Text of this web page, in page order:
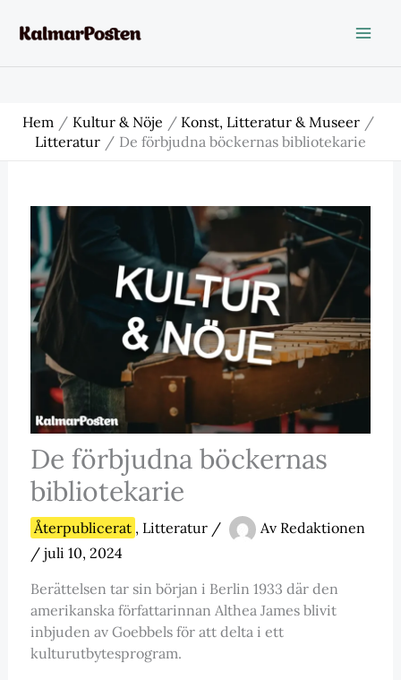
Hem Kultur & Nöje
Konst, Litteratur & Museer
Litteratur
De förbjudna böckernas bibliotekarie
De förbjudna böckernas
bibliotekarie
Återpublicerat , Litteratur/ Av Redaktionen
/ juli 10, 2024
Berättelsen tar sin början i Berlin 1933 där den
amerikanska författarinnan Althea James blivit
inbjuden av Goebbels för att delta i ett
kulturutbytesprogram.